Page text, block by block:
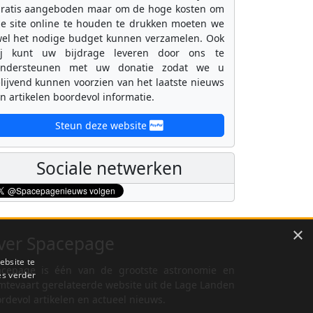
aangeboden maar om de hoge kosten om
site online te houden te drukken moeten we
het nodige budget kunnen verzamelen. Ook
kunt uw bijdrage leveren door ons te
met uw donatie zodat we u
kunnen voorzien van het laatste nieuws
artikelen boordevol informatie.
Steun deze website
Sociale netwerken
is één van de grootste astronomie en
×
te
verder